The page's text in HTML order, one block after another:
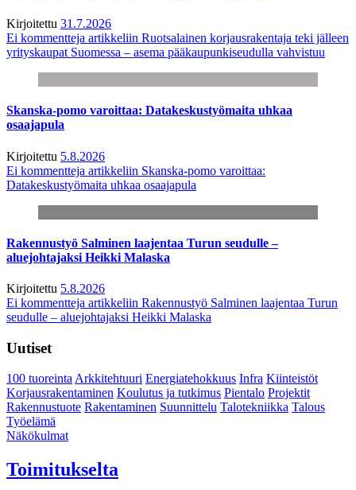
Kirjoitettu 31.7.2026
Ei kommentteja artikkeliin Ruotsalainen korjausrakentaja teki jälleen
yrityskaupat Suomessa – asema pääkaupunkiseudulla vahvistuu
Skanska-pomo varoittaa: Datakeskustyömaita uhkaa
osaajapula
Kirjoitettu 5.8.2026
Ei kommentteja artikkeliin Skanska-pomo varoittaa:
Datakeskustyömaita uhkaa osaajapula
Rakennustyö Salminen laajentaa Turun seudulle –
aluejohtajaksi Heikki Malaska
Kirjoitettu 5.8.2026
Ei kommentteja artikkeliin Rakennustyö Salminen laajentaa Turun
seudulle – aluejohtajaksi Heikki Malaska
Uutiset
100 tuoreintaArkkitehtuuri Energiatehokkuus Infra Kiinteistöt
Korjausrakentaminen Koulutus ja tutkimus Pientalo Projektit
Rakennustuote Rakentaminen Suunnittelu Talotekniikka Talous
Työelämä
Näkökulmat
Toimitukselta